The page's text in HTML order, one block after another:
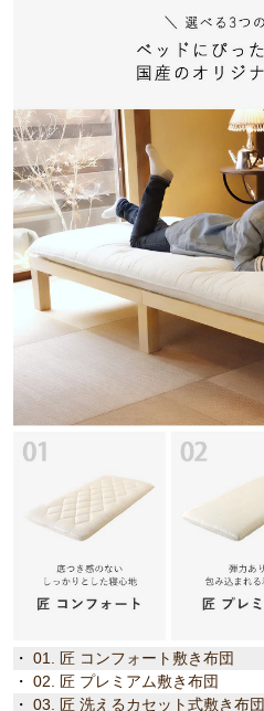
・ 01. 匠 コンフォート敷き布団
・ 02. 匠 プレミアム敷き布団
・ 03. 匠 洗えるカセット式敷き布団